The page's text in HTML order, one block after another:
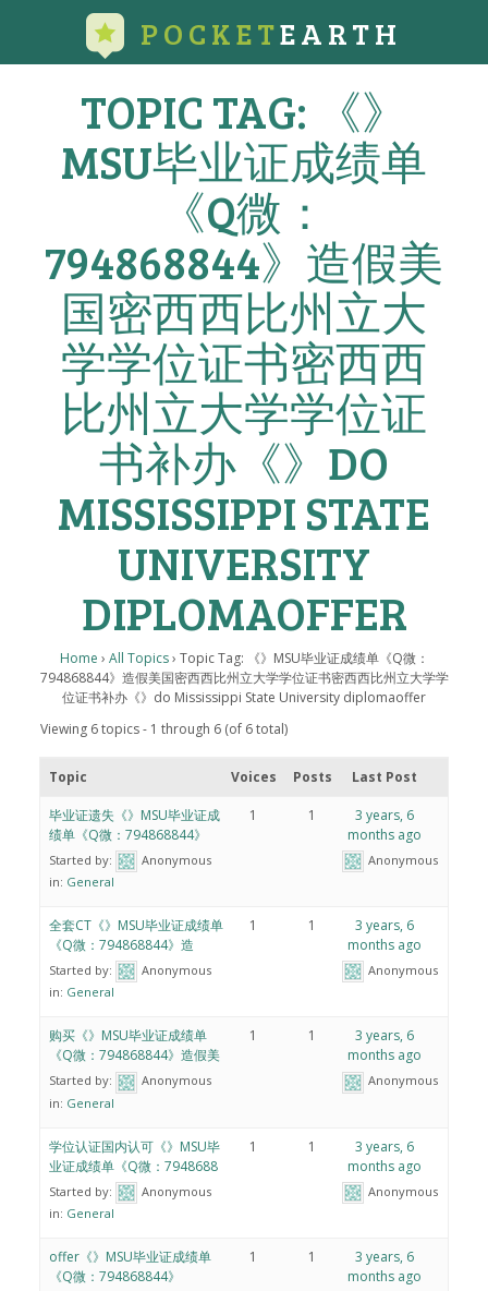
POCKETEARTH
TOPIC TAG: 《》
MSU毕业证成绩单
《Q微：
794868844》造假美
国密西西比州立大
学学位证书密西西
比州立大学学位证
书补办《》DO
MISSISSIPPI STATE
UNIVERSITY
DIPLOMAOFFER
Home › All Topics › Topic Tag: 《》MSU毕业证成绩单《Q微：
794868844》造假美国密西西比州立大学学位证书密西西比州立大学学
位证书补办《》do Mississippi State University diplomaoffer
Viewing 6 topics - 1 through 6 (of 6 total)
Topic Voices Posts Last Post
毕业证遗失《》MSU毕业证成
绩单《Q微：794868844》
Started by:
Anonymous
in: General
1 1
3 years, 6
months ago
Anonymous
全套CT《》MSU毕业证成绩单
《Q微：794868844》造
Started by:
Anonymous
in: General
1 1
3 years, 6
months ago
Anonymous
购买《》MSU毕业证成绩单
《Q微：794868844》造假美
Started by:
Anonymous
in: General
1 1
3 years, 6
months ago
Anonymous
学位认证国内认可《》MSU毕
业证成绩单《Q微：7948688
Started by:
Anonymous
in: General
1 1
3 years, 6
months ago
Anonymous
offer《》MSU毕业证成绩单
《Q微：794868844》
1 1
3 years, 6
months ago